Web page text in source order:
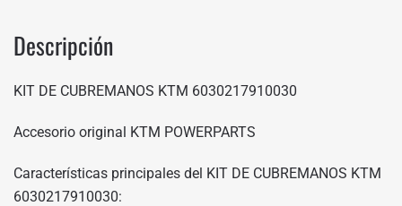
Descripción
KIT DE CUBREMANOS KTM 6030217910030
Accesorio original KTM POWERPARTS
Características principales del KIT DE CUBREMANOS KTM
6030217910030: